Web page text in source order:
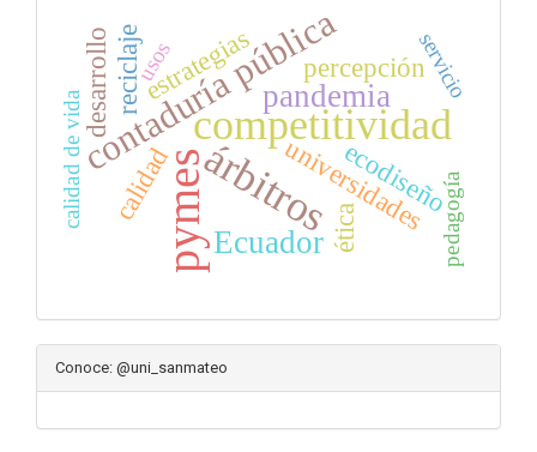
pymesárbitros
competitividad
contaduría pública
Ecuador
pandemia
universidades
percepción
reciclajeestrategias
ecodiseño
ética
calidad
desarrollo
calidad de vida pedagogía
usos servicio
Conoce: @uni_sanmateo